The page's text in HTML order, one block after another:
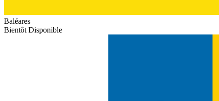
Baléares
Bientôt Disponible